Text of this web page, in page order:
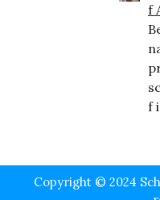
f
f
Copyright © 2024